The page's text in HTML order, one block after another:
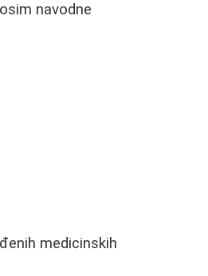
navodne
medicinskih